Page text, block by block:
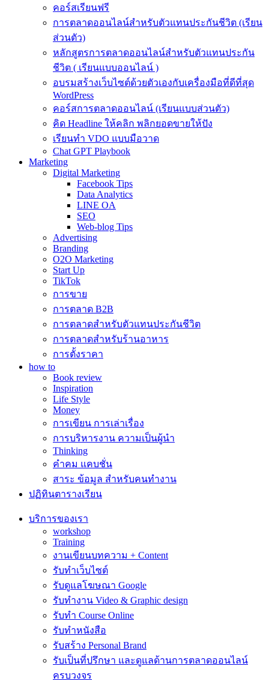
คอร์สเรียนฟรี
การตลาดออนไลน์สำหรับตัวแทนประกันชีวิต (เรียน
ส่วนตัว)
หลักสูตรการตลาดออนไลน์สำหรับตัวแทนประกัน
ชีวิต ( เรียนแบบออนไลน์ )
อบรมสร้างเว็บไซต์ด้วยตัวเองกับเครื่องมือที่ดีที่สุด
WordPress
คอร์สการตลาดออนไลน์ (เรียนแบบส่วนตัว)
คิด Headline ให้คลิก พลิกยอดขายให้ปัง
เรียนทำ VDO แบบมือวาด
Chat GPT Playbook
Marketing
Digital Marketing
Facebook Tips
Data Analytics
LINE OA
SEO
Web-blog Tips
Advertising
Branding
O2O Marketing
Start Up
TikTok
การขาย
การตลาด B2B
การตลาดสำหรับตัวแทนประกันชีวิต
การตลาดสำหรับร้านอาหาร
การตั้งราคา
how to
Book review
Inspiration
Life Style
Money
การเขียน การเล่าเรื่อง
การบริหารงาน ความเป็นผู้นำ
Thinking
คำคม แคบชั่น
สาระ ข้อมูล สำหรับคนทำงาน
ปฏิทินตารางเรียน
บริการของเรา
workshop
Training
งานเขียนบทความ + Content
รับทำเว็บไซต์
รับดูแลโฆษณา Google
รับทำงาน Video & Graphic design
รับทำ Course Online
รับทำหนังสือ
รับสร้าง Personal Brand
รับเป็นที่ปรึกษา และดูแลด้านการตลาดออนไลน์
ครบวงจร